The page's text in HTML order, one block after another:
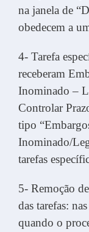
na janela de
obedecem a
4- Tarefa
receberam
Inominado –
Controlar
tipo
Inominado/
tarefas
5- Remoção
das tarefas:
quando o